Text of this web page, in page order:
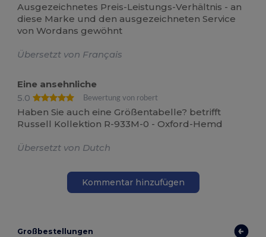
Ausgezeichnetes Preis-Leistungs-Verhältnis - an
diese Marke und den ausgezeichneten Service
von Wordans gewöhnt
Übersetzt von Français
Eine ansehnliche
5.0
Bewertung von robert
Haben Sie auch eine Größentabelle? betrifft
Russell Kollektion R-933M-0 - Oxford-Hemd
Übersetzt von Dutch
Kommentar hinzufügen
Großbestellungen